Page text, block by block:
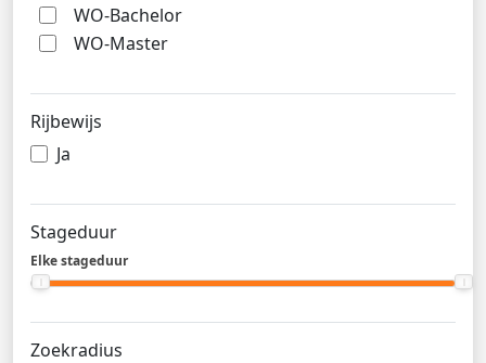
WO-Bachelor
WO-Master
Rijbewijs
Ja
Stageduur
Elke stageduur
Zoekradius